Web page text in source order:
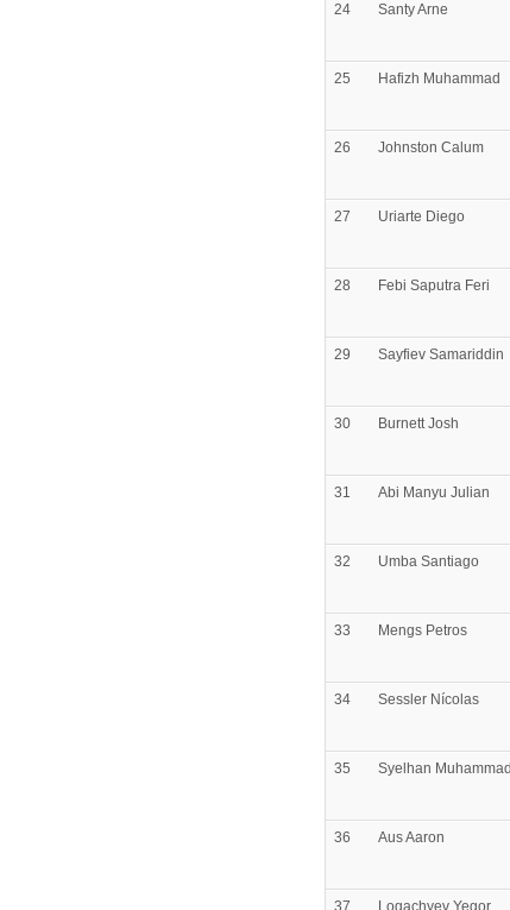
24 SantyArne
25 Hafizh Muhammad
26 Johnston Calum
27 Uriarte Diego
28 Febi Saputra Feri
29 Sayfiev Samariddin
30 BurnettJosh
31 Abi Manyu Julian
32 Umba Santiago
33 Mengs Petros
34 Sessler Nícolas
35 Syelhan Muhammad
36 AusAaron